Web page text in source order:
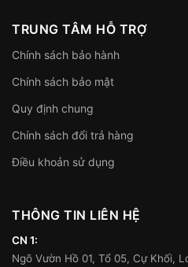
TRUNG TÂM HỖ TRỢ
Chính sách bảo hành
Chính sách bảo mật
Quy định chung
Chính sách đổi trả hàng
Điều khoản sử dụng
THÔNG TIN LIÊN HỆ
CN 1:
Ngõ Vườn Hồ 01, Tổ 05, Cự Khối,